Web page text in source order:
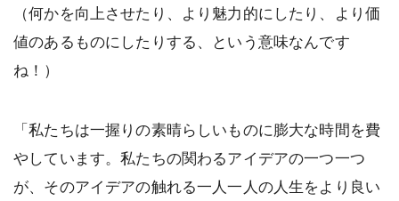
（何かを向上させたり、より魅力的にしたり、より価
値のあるものにしたりする、という意味なんです
ね！）
「私たちは一握りの素晴らしいものに膨大な時間を費
やしています。私たちの関わるアイデアの一つ一つ
が、そのアイデアの触れる一人一人の人生をより良い